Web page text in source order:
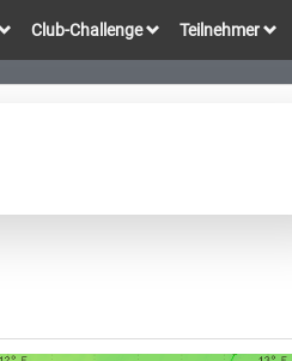
Club-Challenge Teilnehmer